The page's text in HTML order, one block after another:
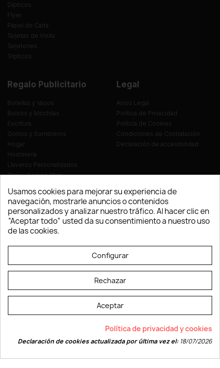
Dípticos
Flyer
Papel de Carta
Tarjetas de Visita
Tarjetones
Trípticos
Regalo Publicitario
Botellas y Vasos
Bolsos y Mochilas
Escritura
Gorros y Sombreros
Hogar
Hostelería
Llaveros Personalizados
Ocio y tiempo libre
Ropa y Textil
Tecnología
Verano y playa
Vestuario laboral
Legal
Aviso Legal
Política de Privacidad
Política de Cookies
Condiciones de Contratación
Declaración de accesibilidad
© LEVELPRINT - 2026
La página dispone de código accesible según las normas dictadas por la
W3C
Usamos cookies para mejorar su experiencia de
navegación, mostrarle anuncios o contenidos
personalizados y analizar nuestro tráfico. Al hacer clic en
“Aceptar todo” usted da su consentimiento a nuestro uso
de las cookies.
Configurar
Rechazar
Aceptar
Política de privacidad y cookies
Declaración de cookies actualizada por última vez el:18/07/2026